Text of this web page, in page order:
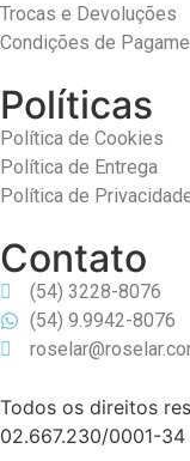
Trocas e Devoluções
Condições de
Políticas
Política de Cookies
Política de Entrega
Política de
Contato
(54) 3228-8076
(54) 9.9942-8076
Todos os direitos
02.667.230/0001-